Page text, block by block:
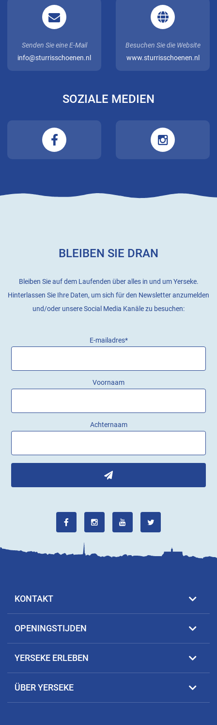
Senden Sie eine E-Mail
info@sturrisschoenen.nl
Besuchen Sie die Website
www.sturrisschoenen.nl
SOZIALE MEDIEN
BLEIBEN SIE DRAN
Bleiben Sie auf dem Laufenden über alles in und um Yerseke.
Hinterlassen Sie Ihre Daten, um sich für den Newsletter anzumelden
und/oder unsere Social Media Kanäle zu besuchen:
E-mailadres*
Voornaam
Achternaam
KONTAKT
OPENINGSTIJDEN
YERSEKE ERLEBEN
ÜBER YERSEKE